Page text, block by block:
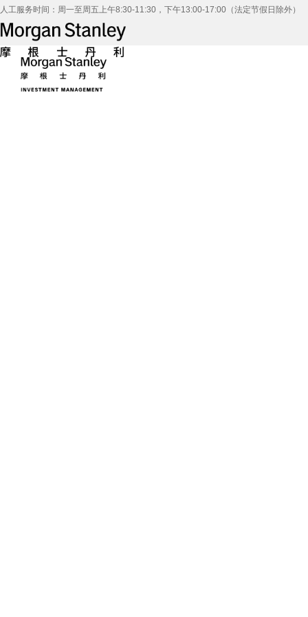
人工服务时间：周一至周五上午8:30-11:30，下午13:00-17:00（法定节假日除外）